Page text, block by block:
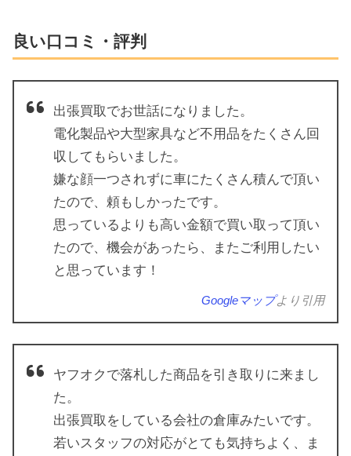
良い口コミ・評判
出張買取でお世話になりました。
電化製品や大型家具など不用品をたくさん回
収してもらいました。
嫌な顔一つされずに車にたくさん積んで頂い
たので、頼もしかったです。
思っているよりも高い金額で買い取って頂い
たので、機会があったら、またご利用したい
と思っています！
Googleマップより引用
ヤフオクで落札した商品を引き取りに来まし
た。
出張買取をしている会社の倉庫みたいです。
若いスタッフの対応がとても気持ちよく、ま